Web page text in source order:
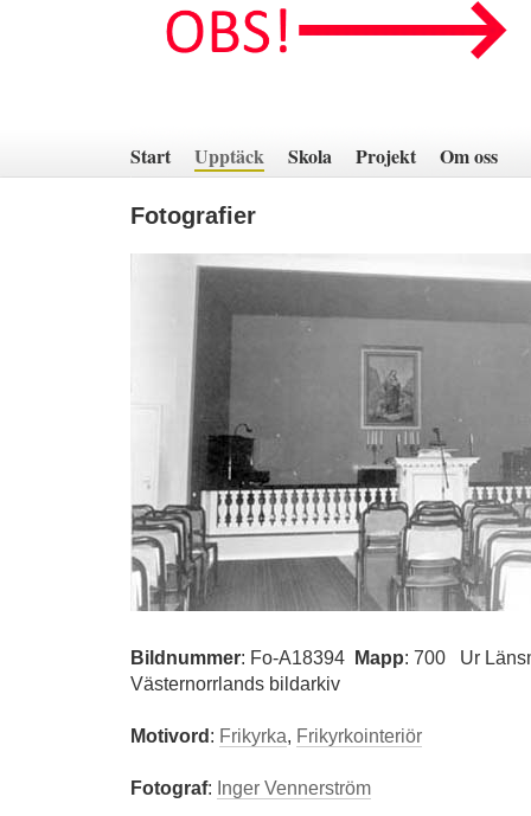
innehåll
Start Upptäck Skola Projekt Om oss
Fotografier
Bildnummer: Fo-A18394 Mapp: 700
Ur
Västernorrlands bildarkiv
Motivord: Frikyrka, Frikyrkointeriör
Fotograf: Inger Vennerström